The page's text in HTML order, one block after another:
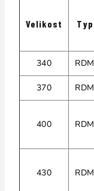
Velikost Typ
340 RDM
370 RDM
400 RDM
430 RDM